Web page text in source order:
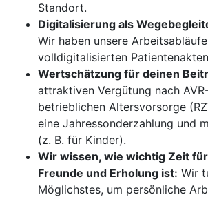
Standort.
Digitalisierung als
Wir haben unsere
volldigitalisierten
Wertschätzung für deinen
attraktiven Vergütung nach
betrieblichen Altersvorsorge
eine Jahressonderzahlung und
(z. B. für Kinder).
Wir wissen, wie wichtig Zeit
Freunde und Erholung ist: Wir
Möglichstes, um persönliche